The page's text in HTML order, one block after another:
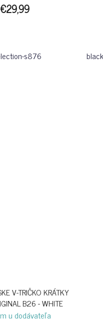
€29,99
s876
V-TRIČKO KRÁTKY
B26 - WHITE
u dodávateľa